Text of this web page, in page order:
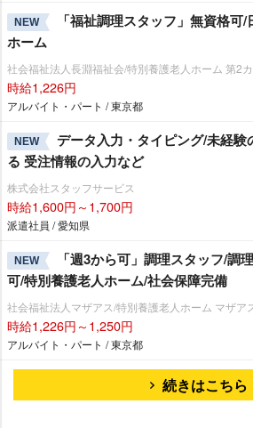
NEW
「福祉調理スタッフ」無資格可
ホーム
社会福祉法人長淵福祉会/特別養護老人ホーム 第2
時給1,226円
アルバイト・パート / 東京都
NEW
データ入力・タイピング/未経
る 受注情報の入力など
株式会社スタッフサービス
時給1,600円～1,700円
派遣社員 / 愛知県
NEW
「週3から可」調理スタッフ/調
可/特別養護老人ホーム/社会保障完備
社会福祉法人マザアス/特別養護老人ホーム マザア
時給1,226円～1,250円
アルバイト・パート / 東京都
続きはこちら